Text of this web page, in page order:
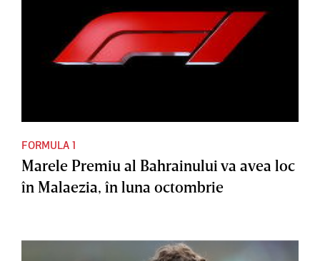
FORMULA 1
Marele Premiu al Bahrainului va avea loc
în Malaezia, în luna octombrie